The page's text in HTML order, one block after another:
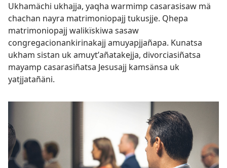
Ukhamächi ukhajja, yaqha warmimp casarasisaw mä
chachan nayra matrimoniopajj tukusjje. Qhepa
matrimoniopajj walikïskiwa sasaw
congregacionankirinakajj amuyapjjañapa. Kunatsa
ukham sistan uk amuytʼañatakejja, divorciasiñatsa
mayamp casarasiñatsa Jesusajj kamsänsa uk
yatjjatañäni.